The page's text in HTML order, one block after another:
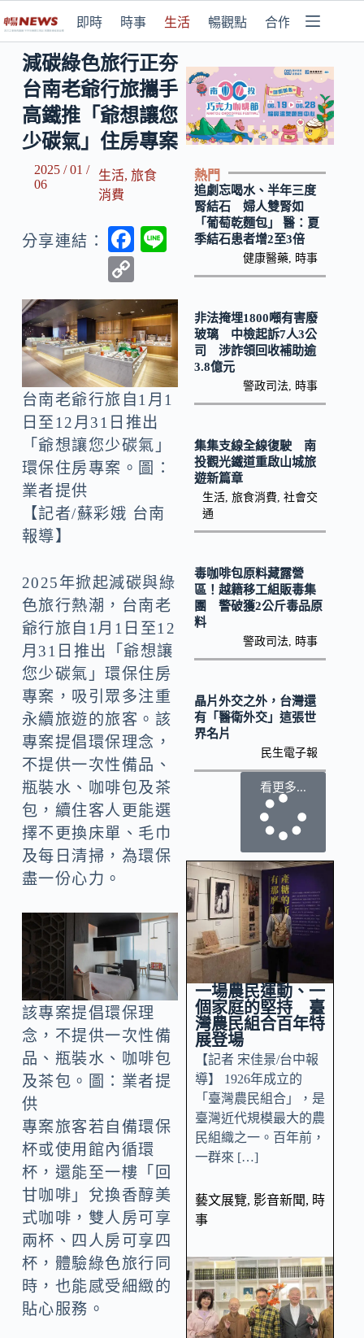
即時 時事 生活 暢觀點 合作媒體
減碳綠色旅行正夯
台南老爺行旅攜手
高鐵推「爺想讓您
少碳氣」住房專案
2025 / 01 /
06
生活, 旅食
消費
分享連結：
F
b
o
o
k
o
p
y
Li
n
k
台南老爺行旅自1月1
日至12月31日推出
「爺想讓您少碳氣」
環保住房專案。圖：
業者提供
【記者/蘇彩娥 台南
報導】
2025年掀起減碳與綠
色旅行熱潮，台南老
爺行旅自1月1日至12
月31日推出「爺想讓
您少碳氣」環保住房
專案，吸引眾多注重
永續旅遊的旅客。該
專案提倡環保理念，
不提供一次性備品、
瓶裝水、咖啡包及茶
包，續住客人更能選
擇不更換床單、毛巾
及每日清掃，為環保
盡一份心力。
該專案提倡環保理
念，不提供一次性備
品、瓶裝水、咖啡包
及茶包。圖：業者提
供
專案旅客若自備環保
杯或使用館內循環
杯，還能至一樓「回
甘咖啡」兌換香醇美
式咖啡，雙人房可享
兩杯、四人房可享四
杯，體驗綠色旅行同
時，也能感受細緻的
貼心服務。
熱門
追劇忘喝水、半年三度
腎結石 婦人雙腎如
「葡萄乾麵包」 醫：夏
季結石患者增2至3倍
健康醫藥 時事
非法掩埋1800噸有害廢
玻璃 中檢起訴7人3公
司 涉詐領回收補助逾
3.8億元
警政司法 時事
集集支線全線復駛 南
投觀光鐵道重啟山城旅
遊新篇章
生活, 旅食消費 社會交
通
毒咖啡包原料藏露營
區！越籍移工組販毒集
團 警破獲2公斤毒品原
料
警政司法 時事
晶片外交之外，台灣還
有「醫衛外交」這張世
界名片
民生電子報
看更多...
一場農民運動、一
個家庭的堅持 臺
灣農民組合百年特
展登場
【記者 宋佳景/台中報
導】 1926年成立的
「臺灣農民組合」，是
臺灣近代規模最大的農
民組織之一。百年前，
一群來 […]
藝文展覽, 影音新聞, 時
事